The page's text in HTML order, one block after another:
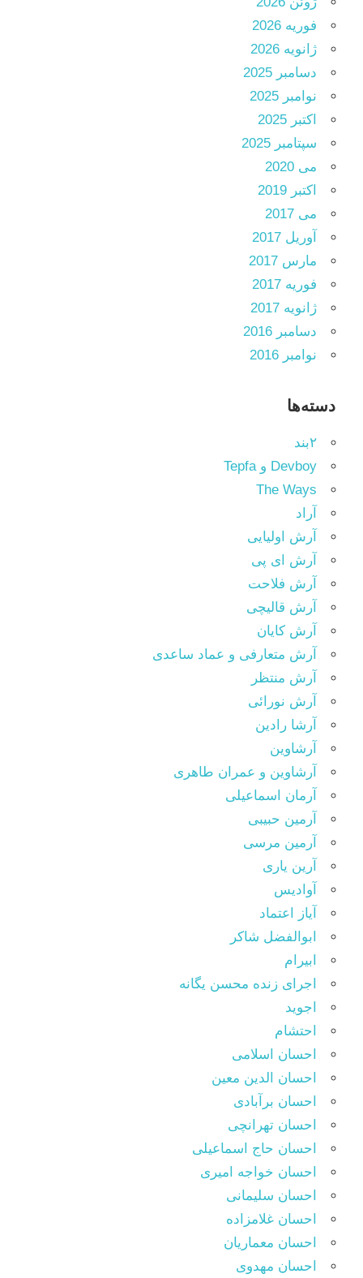
فوریه 2026
ژانویه 2026
دسامبر 2025
نوامبر 2025
اکتبر 2025
سپتامبر 2025
می 2020
اکتبر 2019
می 2017
آوریل 2017
مارس 2017
فوریه 2017
ژانویه 2017
دسامبر 2016
نوامبر 2016
دسته‌ها
۲بند
Devboy و Tepfa
The Ways
آراد
آرش اولیایی
آرش ای پی
آرش فلاحت
آرش قالیچی
آرش کایان
آرش متعارفی و عماد ساعدی
آرش منتظر
آرش نورائی
آرشا رادین
آرشاوین
آرشاوین و عمران طاهری
آرمان اسماعیلی
آرمین حبیبی
آرمین مرسی
آرین یاری
آوادیس
آیاز اعتماد
ابوالفضل شاکر
ابیرام
اجرای زنده محسن یگانه
اجوید
احتشام
احسان اسلامی
احسان الدین معین
احسان برآبادی
احسان تهرانچی
احسان حاج اسماعیلی
احسان خواجه امیری
احسان سلیمانی
احسان غلامزاده
احسان معماریان
احسان مهدوی